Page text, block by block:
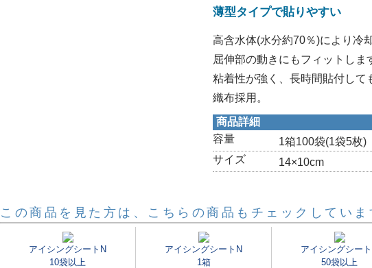
薄型タイプで貼りやすい
高含水体(水分約70％)により冷
屈伸部の動きにもフィットしま
粘着性が強く、長時間貼付して
織布採用。
商品詳細
容量
1箱100袋(1袋5枚)
サイズ
14×10cm
この商品を見た方は、こちらの商品もチェックしていま
アイシングシートN
10袋以上
アイシングシートN
1箱
アイシングシー
50袋以上